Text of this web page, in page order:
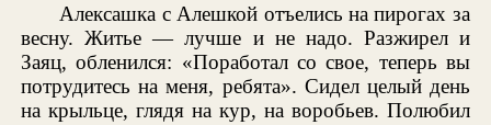
Алексашка с Алешкой отъелись на пирогах за
весну. Житье — лучше и не надо. Разжирел и
Заяц, обленился: «Поработал со свое, теперь вы
потрудитесь на меня, ребята». Сидел целый день
на крыльце, глядя на кур, на воробьев. Полюбил